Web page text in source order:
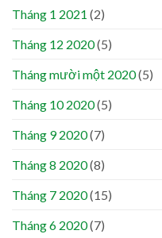
Tháng 1 2021 (2)
Tháng 12 2020(5)
Tháng mười một 2020(5)
Tháng 10 2020(5)
Tháng 9 2020(7)
Tháng 8 2020(8)
Tháng 7 2020(15)
Tháng 6 2020(7)